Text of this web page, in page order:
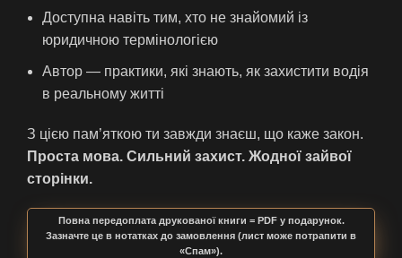
Доступна навіть тим, хто не знайомий із
юридичною термінологією
Автор — практики, які знають, як захистити водія
в реальному житті
З цією пам’яткою ти завжди знаєш, що каже закон.
Проста мова. Сильний захист. Жодної зайвої
сторінки.
Повна передоплата друкованої книги = PDF у подарунок.
Зазначте це в нотатках до замовлення (лист може потрапити в
«Спам»).